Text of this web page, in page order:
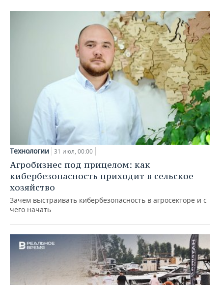
Технологии 31 июл, 00:00
Агробизнес под прицелом: как
кибербезопасность приходит в сельское
хозяйство
Зачем выстраивать кибербезопасность в агросекторе и с
чего начать